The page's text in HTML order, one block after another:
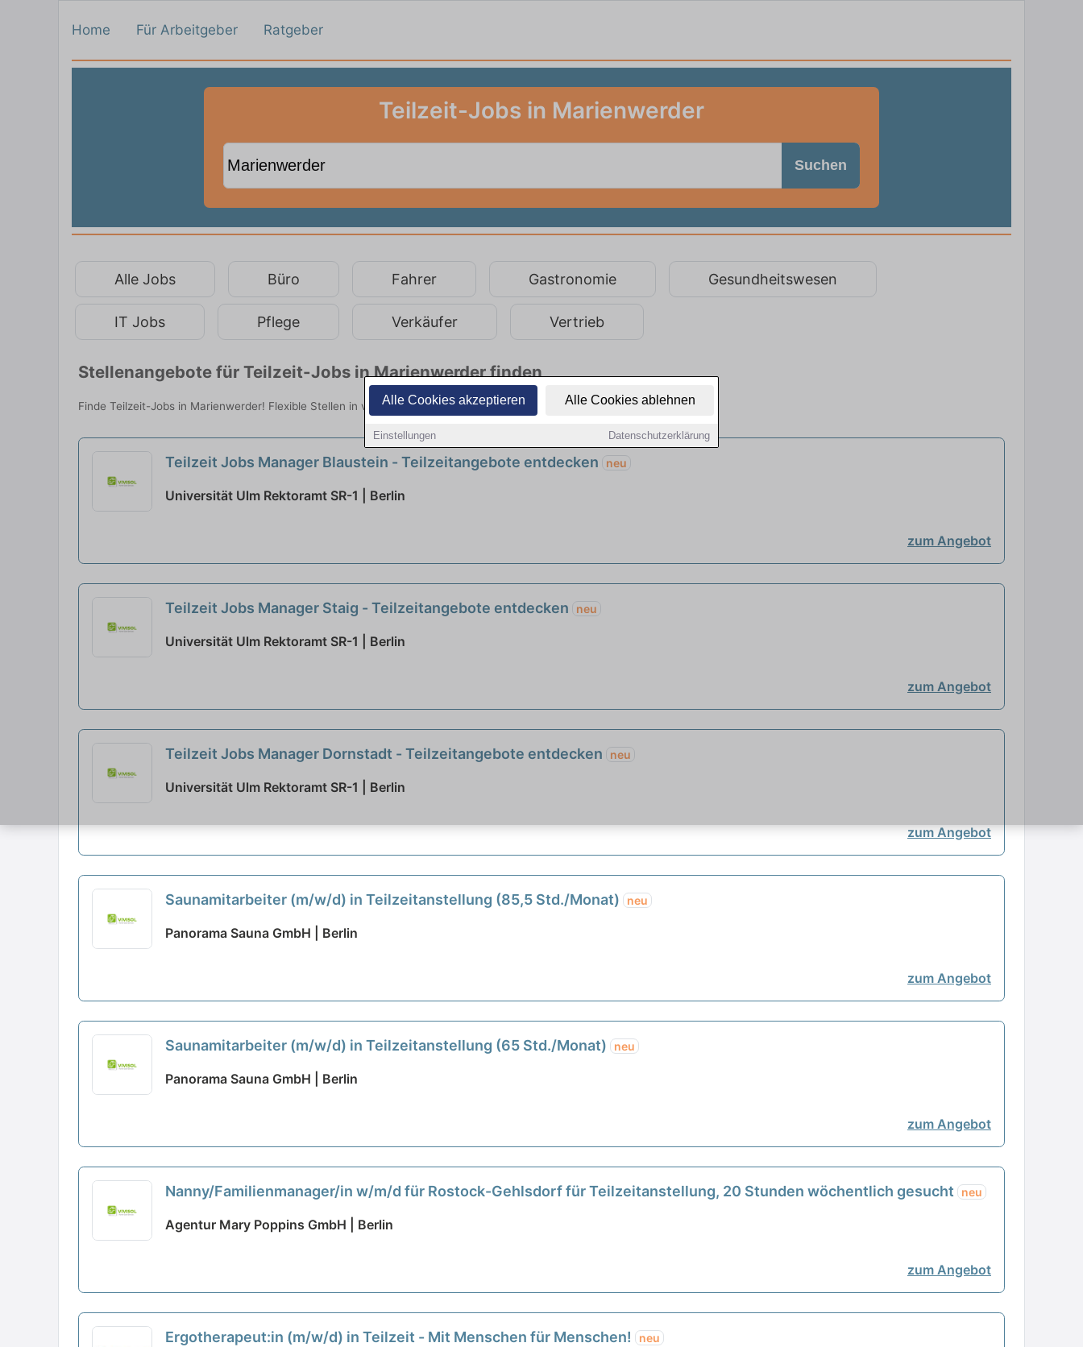
Alle Cookies akzeptieren Alle Cookies ablehnen
Einstellungen Datenschutzerklärung
Home Für Arbeitgeber Ratgeber
Teilzeit-Jobs in Marienwerder
Suchen
Alle Jobs Büro Fahrer Gastronomie Gesundheitswesen
IT Jobs Pflege Verkäufer Vertrieb
Stellenangebote für Teilzeit-Jobs in Marienwerder finden
Finde Teilzeit-Jobs in Marienwerder! Flexible Stellen in vielen Branchen. Jetzt bewerben!
Teilzeit Jobs Manager Blaustein - Teilzeitangebote entdecken neu
Universität Ulm Rektoramt SR-1 | Berlin
zum Angebot
Teilzeit Jobs Manager Staig - Teilzeitangebote entdecken neu
Universität Ulm Rektoramt SR-1 | Berlin
zum Angebot
Teilzeit Jobs Manager Dornstadt - Teilzeitangebote entdecken neu
Universität Ulm Rektoramt SR-1 | Berlin
zum Angebot
Saunamitarbeiter (m/w/d) in Teilzeitanstellung (85,5 Std./Monat) neu
Panorama Sauna GmbH | Berlin
zum Angebot
Saunamitarbeiter (m/w/d) in Teilzeitanstellung (65 Std./Monat) neu
Panorama Sauna GmbH | Berlin
zum Angebot
Nanny/Familienmanager/in w/m/d für Rostock-Gehlsdorf für Teilzeitanstellung, 20 Stunden wöchentlich gesucht neu
Agentur Mary Poppins GmbH | Berlin
zum Angebot
Ergotherapeut:in (m/w/d) in Teilzeit - Mit Menschen für Menschen! neu